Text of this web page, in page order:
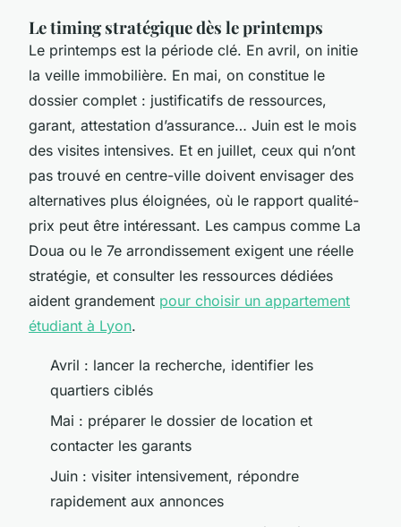
Le timing stratégique dès le printemps
Le printemps est la période clé. En avril, on initie
la veille immobilière. En mai, on constitue le
dossier complet : justificatifs de ressources,
garant, attestation d’assurance… Juin est le mois
des visites intensives. Et en juillet, ceux qui n’ont
pas trouvé en centre-ville doivent envisager des
alternatives plus éloignées, où le rapport qualité-
prix peut être intéressant. Les campus comme La
Doua ou le 7e arrondissement exigent une réelle
stratégie, et consulter les ressources dédiées
aident grandement pour choisir un appartement
étudiant à Lyon.
Avril : lancer la recherche, identifier les
quartiers ciblés
Mai : préparer le dossier de location et
contacter les garants
Juin : visiter intensivement, répondre
rapidement aux annonces